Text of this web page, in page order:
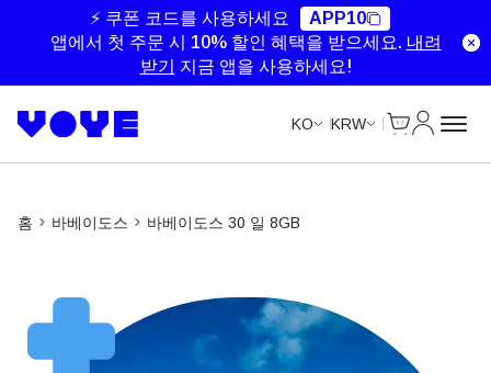
⚡ 쿠폰 코드를 사용하세요
APP10
앱에서 첫 주문 시 10% 할인 혜택을 받으세요. 내려
받기
지금 앱을 사용하세요!
KO KRW
홈 바베이도스 바베이도스 30 일 8GB
Unlimited Data
Unlimited Data
Unlimited Data
Unlimited Data